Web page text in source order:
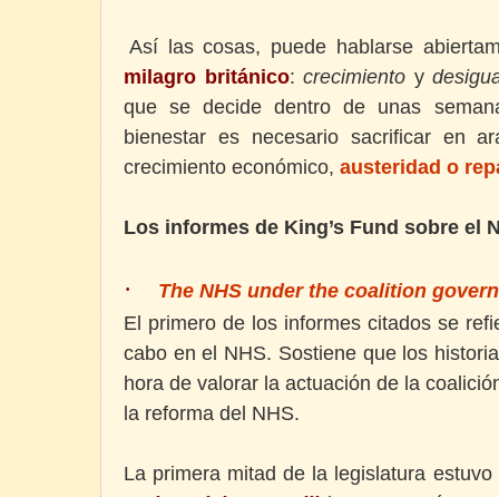
Así las cosas, puede hablarse
milagro británico:crecimiento y
que se decide dentro de unas
bienestar es necesario sacrificar en
crecimiento económico, austeridad o
Los informes de King’s Fund sobre el
·
The NHS under the coalition
El primero de los informes citados se
cabo en el NHS. Sostiene que los
hora de valorar la actuación de la
la reforma del NHS.
La primera mitad de la legislatura